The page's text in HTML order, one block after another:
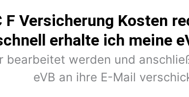
F Versicherung Kosten
erhalte ich meine
bearbeitet werden und
eVB an ihre E-Mail